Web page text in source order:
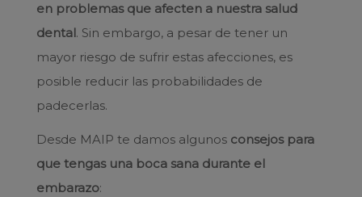
en problemas que afecten a nuestra salud
dental. Sin embargo, a pesar de tener un
mayor riesgo de sufrir estas afecciones, es
posible reducir las probabilidades de
padecerlas.
Desde MAIP te damos algunos consejos para
que tengas una boca sana durante el
embarazo: